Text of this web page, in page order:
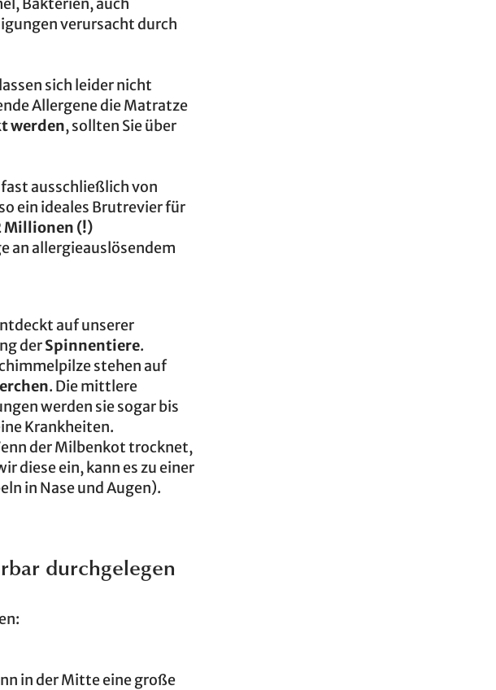
verursacht durch
sich leider nicht
Allergene die Matratze
werden, sollten Sie über
ausschließlich von
ein ideales Brutrevier für
Millionen (!)
an allergieauslösendem
auf unserer
derSpinnentiere.
stehen auf
. Die mittlere
werden sie sogar bis
Krankheiten.
der Milbenkot trocknet,
diese ein, kann es zu einer
in Nase und Augen).
durchgelegen
in der Mitte eine große